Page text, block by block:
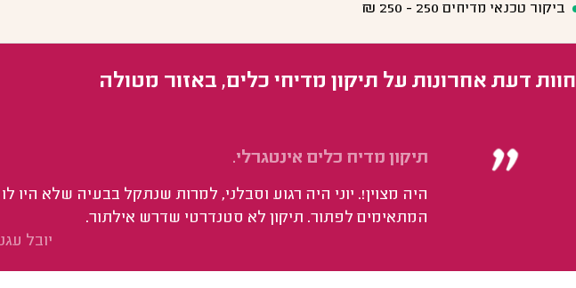
ביקור טכנאי מדיחים 250 - 250
₪
חוות דעת אחרונות על תיקון מדיחי כלים, באזור מטולה
תיקון מדיח כלים אינטגרלי.
היה מצוין!. יוני היה רגוע וסבלני, למרות שנתקל בבעיה שלא היו
המתאימים לפתור. תיקון לא סטנדרטי שדרש אילתור.
יובל